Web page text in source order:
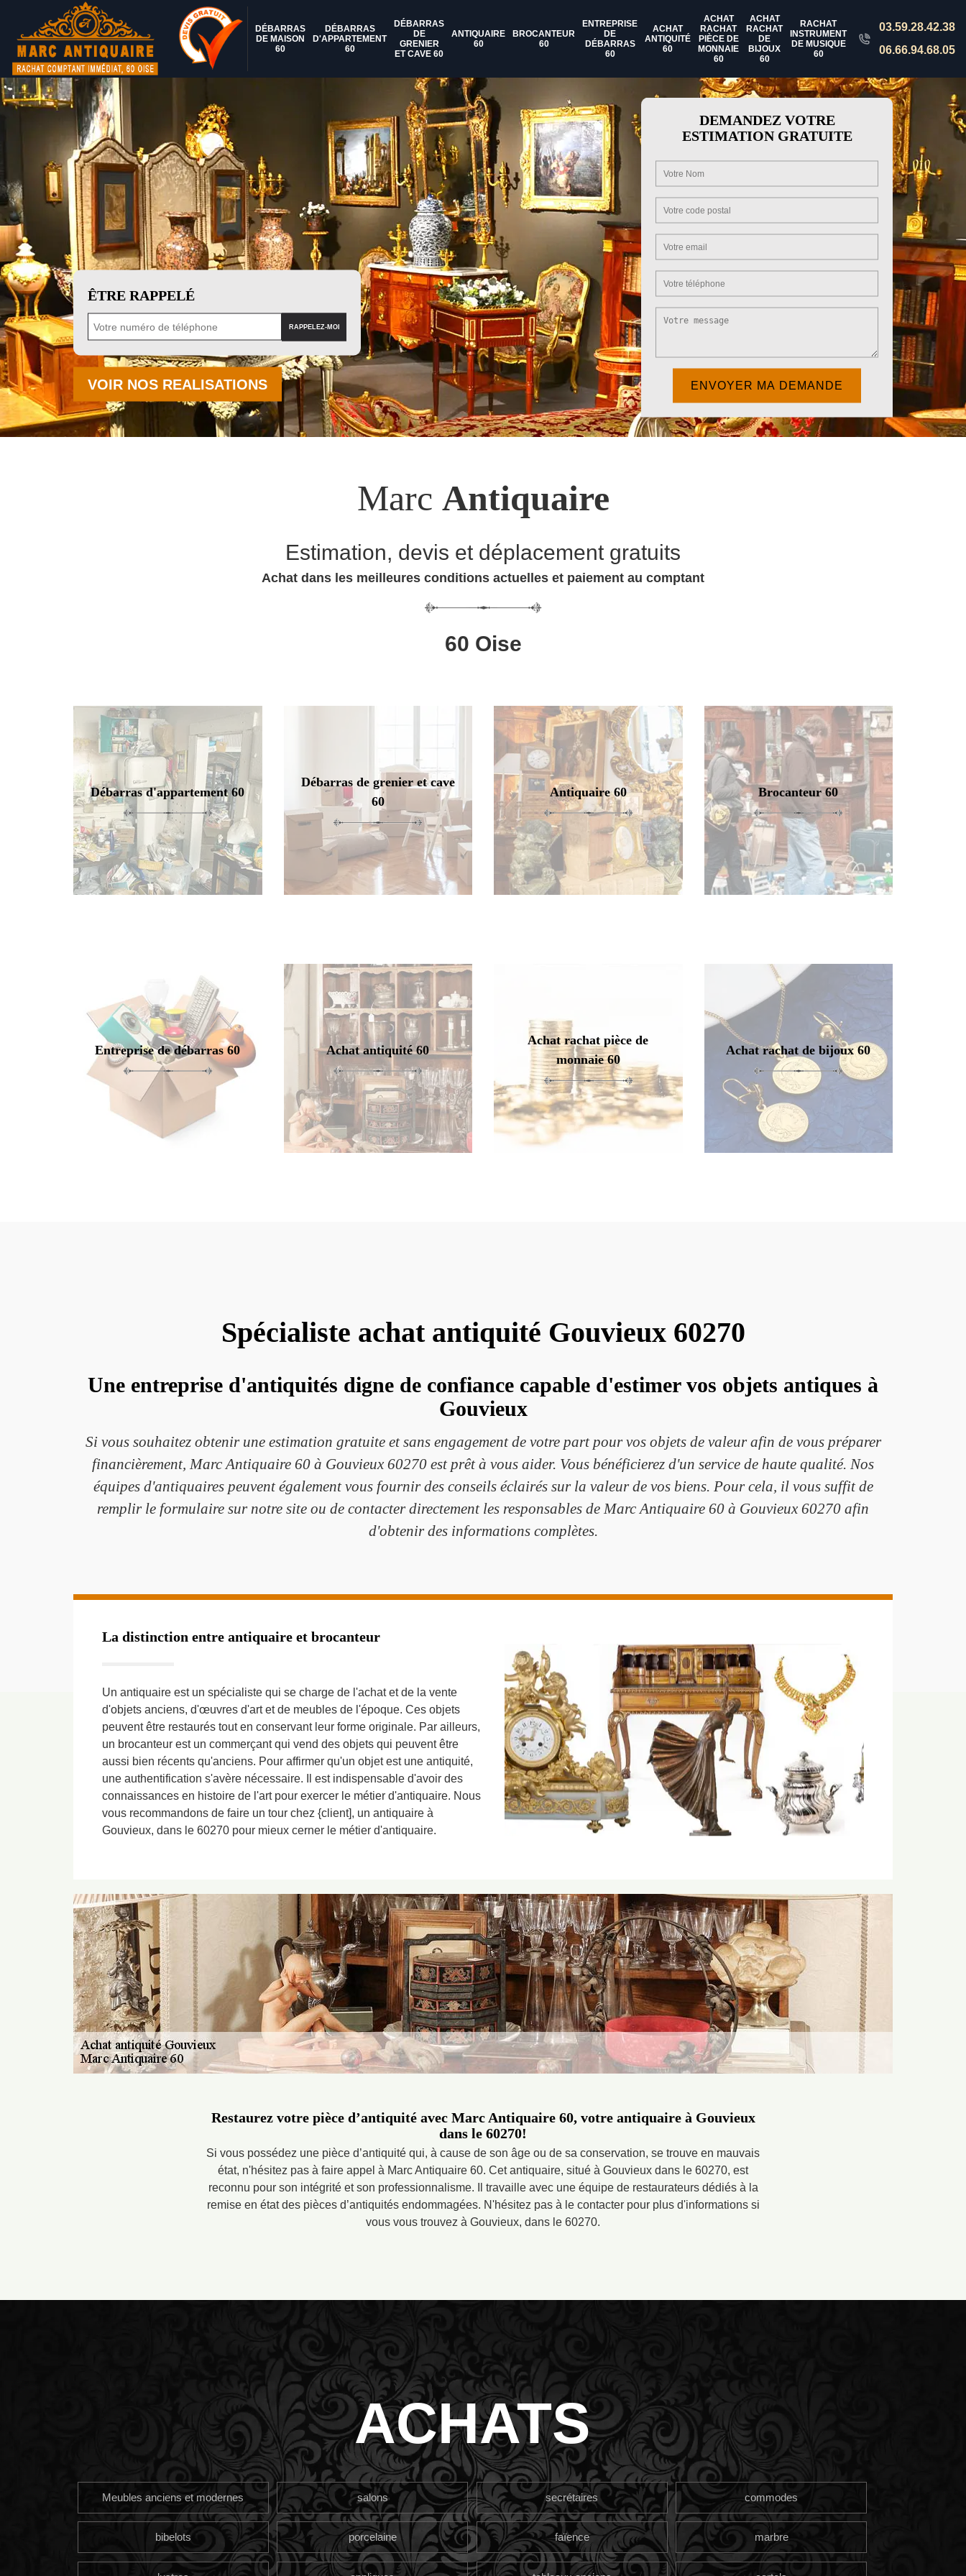
DÉBARRAS
DE MAISON
60
DÉBARRAS
D'APPARTEMENT
60
DÉBARRAS
DE
GRENIER
ET CAVE 60
ANTIQUAIRE
60
BROCANTEUR
60
ENTREPRISE
DE
DÉBARRAS
60
ACHAT
ANTIQUITÉ
60
ACHAT
RACHAT
PIÈCE DE
MONNAIE
60
ACHAT
RACHAT
DE
BIJOUX
60
RACHAT
INSTRUMENT
DE MUSIQUE
60
03.59.28.42.38
06.66.94.68.05
ÊTRE RAPPELÉ
VOIR NOS REALISATIONS
DEMANDEZ VOTRE
ESTIMATION GRATUITE
Marc Antiquaire
Estimation, devis et déplacement gratuits
Achat dans les meilleures conditions actuelles et paiement au comptant
60 Oise
Débarras d'appartement 60
Débarras de grenier et cave
60
Antiquaire 60 Brocanteur 60
Entreprise de débarras 60 Achat antiquité 60
Achat rachat pièce de
monnaie 60
Achat rachat de bijoux 60
Spécialiste achat antiquité Gouvieux 60270
Une entreprise d'antiquités digne de confiance capable d'estimer vos objets antiques à
Gouvieux
Si vous souhaitez obtenir une estimation gratuite et sans engagement de votre part pour vos objets de valeur afin de vous préparer
financièrement, Marc Antiquaire 60 à Gouvieux 60270 est prêt à vous aider. Vous bénéficierez d'un service de haute qualité. Nos
équipes d'antiquaires peuvent également vous fournir des conseils éclairés sur la valeur de vos biens. Pour cela, il vous suffit de
remplir le formulaire sur notre site ou de contacter directement les responsables de Marc Antiquaire 60 à Gouvieux 60270 afin
d'obtenir des informations complètes.
La distinction entre antiquaire et brocanteur
Un antiquaire est un spécialiste qui se charge de l'achat et de la vente
d'objets anciens, d'œuvres d'art et de meubles de l'époque. Ces objets
peuvent être restaurés tout en conservant leur forme originale. Par ailleurs,
un brocanteur est un commerçant qui vend des objets qui peuvent être
aussi bien récents qu'anciens. Pour affirmer qu'un objet est une antiquité,
une authentification s'avère nécessaire. Il est indispensable d'avoir des
connaissances en histoire de l'art pour exercer le métier d'antiquaire. Nous
vous recommandons de faire un tour chez {client], un antiquaire à
Gouvieux, dans le 60270 pour mieux cerner le métier d'antiquaire.
Restaurez votre pièce d’antiquité avec Marc Antiquaire 60, votre antiquaire à Gouvieux
dans le 60270!
Si vous possédez une pièce d’antiquité qui, à cause de son âge ou de sa conservation, se trouve en mauvais
état, n'hésitez pas à faire appel à Marc Antiquaire 60. Cet antiquaire, situé à Gouvieux dans le 60270, est
reconnu pour son intégrité et son professionnalisme. Il travaille avec une équipe de restaurateurs dédiés à la
remise en état des pièces d’antiquités endommagées. N'hésitez pas à le contacter pour plus d'informations si
vous vous trouvez à Gouvieux, dans le 60270.
ACHATS
Meubles anciens et modernes salons secrétaires commodes
bibelots porcelaine faïence marbre